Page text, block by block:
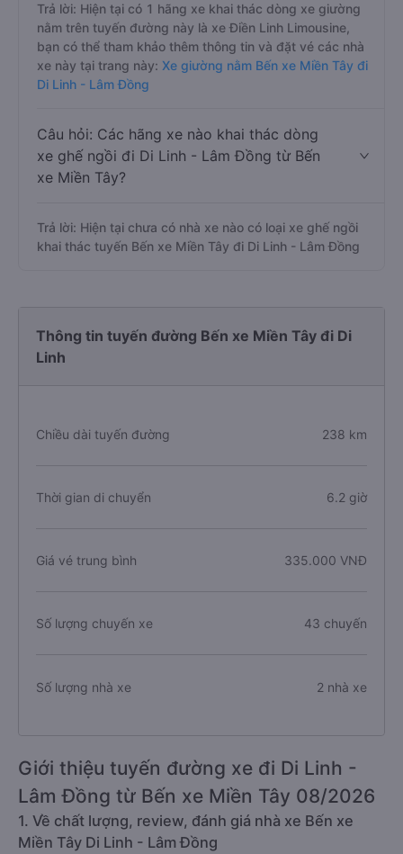
Trả lời: Hiện tại có 1 hãng xe khai thác dòng xe giường
nằm trên tuyến đường này là xe Điền Linh Limousine,
bạn có thể tham khảo thêm thông tin và đặt vé các nhà
xe này tại trang này: Xe giường nằm Bến xe Miền Tây đi
Di Linh - Lâm Đồng
Câu hỏi: Các hãng xe nào khai thác dòng
xe ghế ngồi đi Di Linh - Lâm Đồng từ Bến
xe Miền Tây?
Trả lời: Hiện tại chưa có nhà xe nào có loại xe ghế ngồi
khai thác tuyến Bến xe Miền Tây đi Di Linh - Lâm Đồng
Thông tin tuyến đường Bến xe Miền Tây đi Di
Linh
Chiều dài tuyến đường 238 km
Thời gian di chuyển 6.2 giờ
Giá vé trung bình 335.000 VNĐ
Số lượng chuyến xe 43 chuyến
Số lượng nhà xe 2 nhà xe
Giới thiệu tuyến đường xe đi Di Linh -
Lâm Đồng từ Bến xe Miền Tây 08/2026
1. Về chất lượng, review, đánh giá nhà xe Bến xe
Miền Tây Di Linh - Lâm Đồng